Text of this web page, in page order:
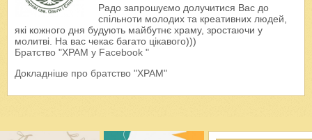
Радо запрошуємо долучитися Вас до
спільноти молодих та креативних людей,
які кожного дня будують майбутнє храму, зростаючи у
молитві. На вас чекає багато цікавого)))
Братство "ХРАМ у Facebook "
Докладніше про братство "ХРАМ"